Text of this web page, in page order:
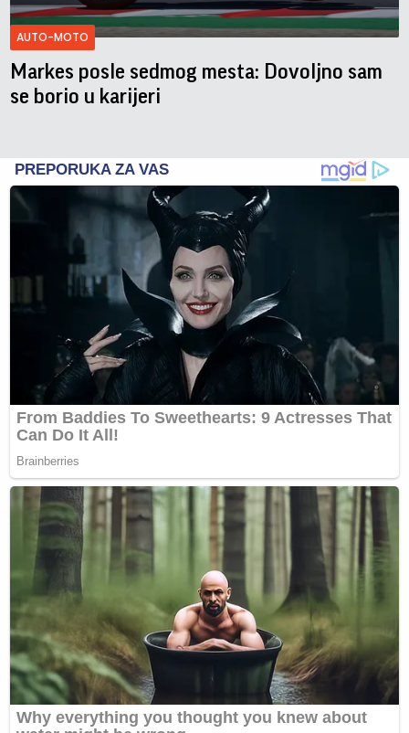
AUTO-MOTO
Markes posle sedmog mesta: Dovoljno sam
se borio u karijeri